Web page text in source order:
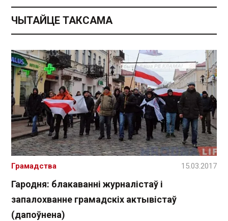
ЧЫТАЙЦЕ ТАКСАМА
Гародня: блакаванні журналістаў і
запалохванне грамадскіх актывістаў
(дапоўнена)
Грамадства 15.03.2017